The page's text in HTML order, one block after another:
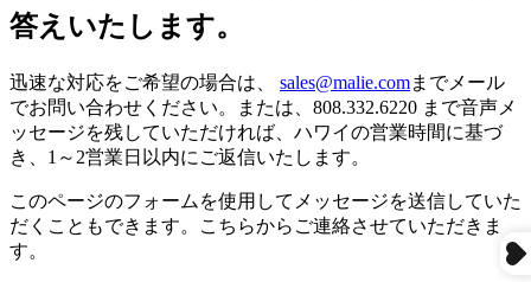
答えいたします。
迅速な対応をご希望の場合は、 sales@malie.comまでメール
でお問い合わせください。または、808.332.6220 まで音声メ
ッセージを残していただければ、ハワイの営業時間に基づ
き、1～2営業日以内にご返信いたします。
このページのフォームを使用してメッセージを送信していた
だくこともできます。こちらからご連絡させていただきま
す。